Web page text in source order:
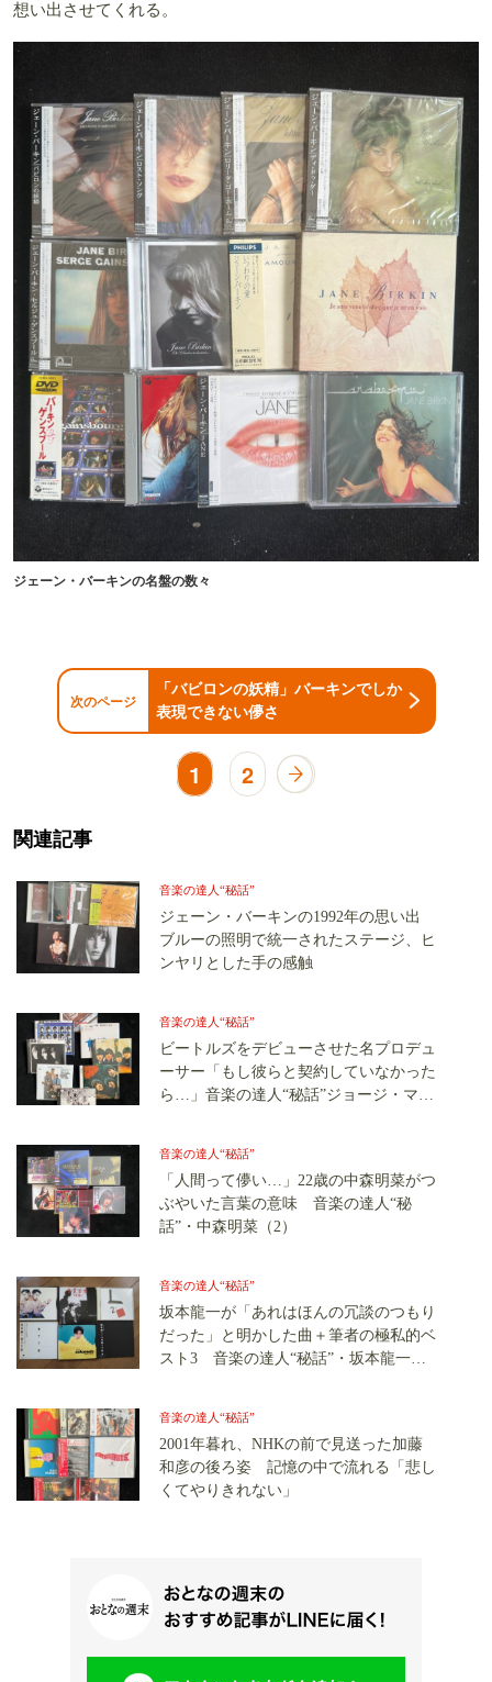
想い出させてくれる。
ジェーン・バーキンの名盤の数々
次のページ
「バビロンの妖精」バーキンでしか
表現できない儚さ
1 2
関連記事
音楽の達人“秘話”
ジェーン・バーキンの1992年の思い出
ブルーの照明で統一されたステージ、ヒ
ンヤリとした手の感触
音楽の達人“秘話”
ビートルズをデビューさせた名プロデュ
ーサー「もし彼らと契約していなかった
ら…」音楽の達人“秘話”ジョージ・マー
音楽の達人“秘話”
「人間って儚い…」22歳の中森明菜がつ
ぶやいた言葉の意味 音楽の達人“秘
話”・中森明菜（2）
音楽の達人“秘話”
坂本龍一が「あれはほんの冗談のつもり
だった」と明かした曲＋筆者の極私的ベ
スト3 音楽の達人“秘話”・坂本龍一（4
音楽の達人“秘話”
2001年暮れ、NHKの前で見送った加藤
和彦の後ろ姿 記憶の中で流れる「悲し
くてやりきれない」